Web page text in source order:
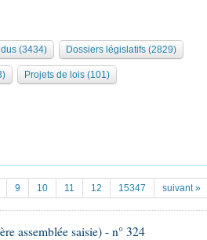
(3434) Dossiers législatifs (2829)
Projets de lois (101)
9 10 11 12 15347 suivant »
assemblée saisie) - n° 324